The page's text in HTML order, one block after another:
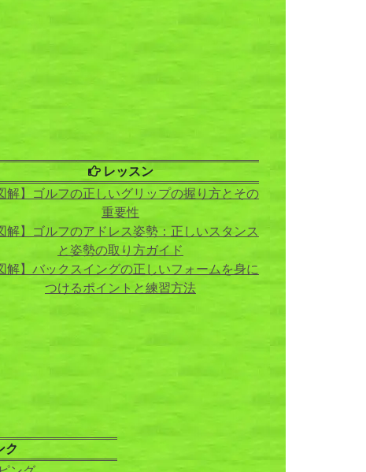
レッスン
解】ゴルフの正しいグリップの握り方とその
重要性
解】ゴルフのアドレス姿勢：正しいスタンス
と姿勢の取り方ガイド
解】バックスイングの正しいフォームを身に
つけるポイントと練習方法
ク